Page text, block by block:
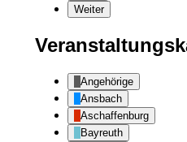
Weiter
Angehörige
Ansbach
Aschaffenburg
Bayreuth